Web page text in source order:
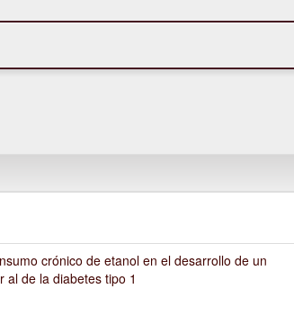
crónico de etanol en el desarrollo de un
al de la diabetes tipo 1